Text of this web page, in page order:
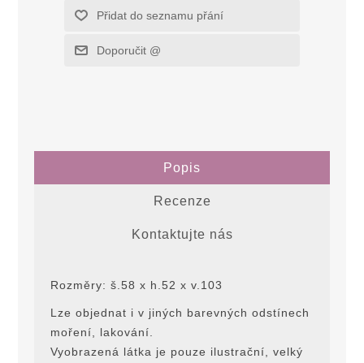
Popis
Recenze
Kontaktujte nás
Rozměry: š.58 x h.52 x v.103
Lze objednat i v jiných barevných odstínech
moření, lakování.
Vyobrazená látka je pouze ilustrační, velký